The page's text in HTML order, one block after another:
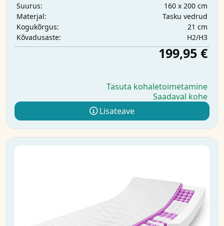
Suurus:
160 x 200 cm
Materjal:
Tasku vedrud
Kogukõrgus:
21 cm
Kõvadusaste:
H2/H3
199,95 €
Tasuta kohaletoimetamine
Saadaval kohe
Lisateave